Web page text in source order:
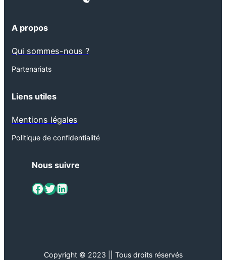
A propos
Qui sommes-nous ?
Partenariats
Liens utiles
Mentions légales
Politique de confidentialité
Nous suivre
ViaMétiers sur Facebook Twitter LinkedIn
Copyright © 2023 || Tous droits réservés